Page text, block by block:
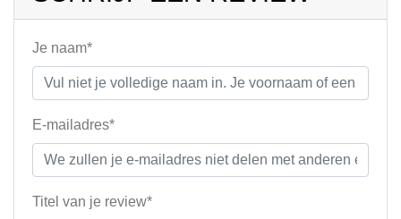
Je naam*
E-mailadres*
Titel van je review*